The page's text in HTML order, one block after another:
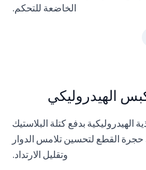
الخاضعة للتحكم.
الهيدروليكي
الهيدروليكية بدفع كتلة البلاستيك
حجرة القطع لتحسين تلامس الدوار
وتقليل الارتداد.